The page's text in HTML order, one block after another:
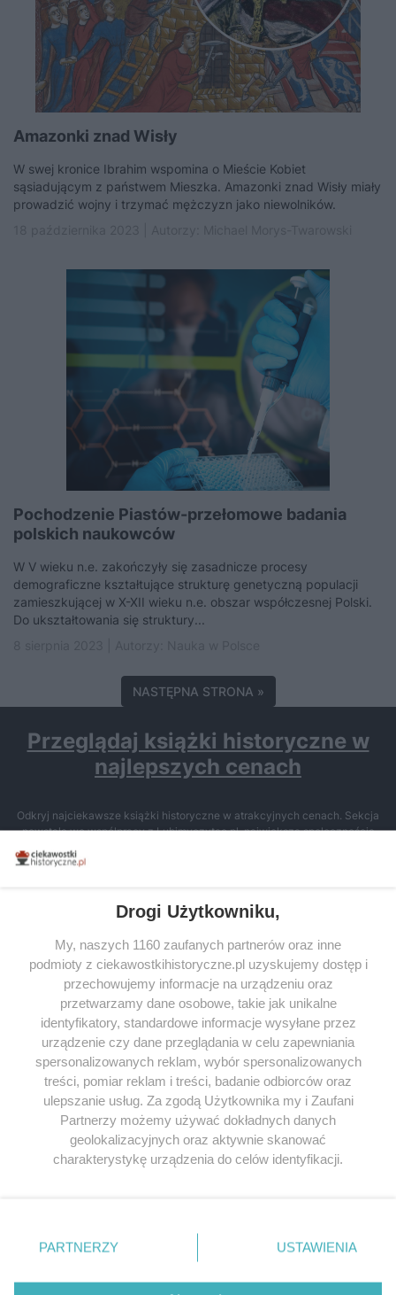
Amazonki znad Wisły
W swej kronice Ibrahim wspomina o Mieście Kobiet
sąsiadującym z państwem Mieszka. Amazonki znad Wisły miały
prowadzić wojny i trzymać mężczyzn jako niewolników.
Pochodzenie Piastów-przełomowe badania
polskich naukowców
W V wieku n.e. zakończyły się zasadnicze procesy
demograficzne kształtujące strukturę genetyczną populacji
zamieszkującej w X-XII wieku n.e. obszar współczesnej Polski.
Do ukształtowania się struktury...
NASTĘPNA STRONA »
Przeglądaj książki historyczne w
najlepszych cenach
Odkryj najciekawsze książki historyczne w atrakcyjnych cenach. Sekcja
powstała we współpracy z Lubimyczytac.pl, największą społecznością
miłośników literatury w Polsce – dzięki temu możesz wybierać spośród
tytułów najwyżej ocenianych przez czytelników.
SERWIS
SPOŁECZNOŚĆ
WSPÓŁPRACA
KONTAKT
ODWIEDŹ RÓWNIEŻ:
Drogi Użytkowniku,
My, naszych 1160 zaufanych partnerów oraz inne
podmioty z ciekawostkihistoryczne.pl uzyskujemy dostęp i
przechowujemy informacje na urządzeniu oraz
przetwarzamy dane osobowe, takie jak unikalne
identyfikatory, standardowe informacje wysyłane przez
urządzenie czy dane przeglądania w celu zapewniania
spersonalizowanych reklam, wybór spersonalizowanych
treści, pomiar reklam i treści, badanie odbiorców oraz
ulepszanie usług. Za zgodą Użytkownika my i Zaufani
Partnerzy możemy używać dokładnych danych
geolokalizacyjnych oraz aktywnie skanować
charakterystykę urządzenia do celów identyfikacji.
zmienić/wycofać klikając przycisk ustawień prywatności
znajdujący się w lewym dolnym rogu strony
. Niektóre
PARTNERZY USTAWIENIA